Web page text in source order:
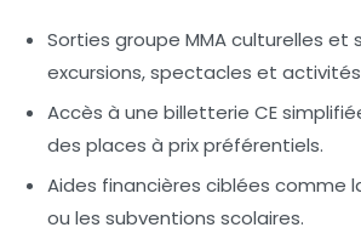
Sorties groupe MMAculturelles et
excursions, spectacles et activités
Accès à une billetterie CE
des places à prix préférentiels.
Aides financières ciblées comme
ou les subventions scolaires.